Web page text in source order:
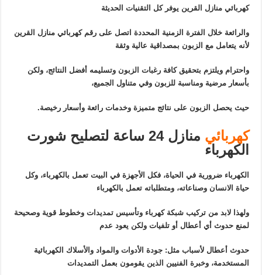
كهربائي منازل القرين يوفر كل التقنيات الحديثة
والرائعة خلال الفترة الزمنية المحددة اتصل على رقم كهربائي منازل القرين
لأنه يتعامل مع الزبون بمصداقية عالية وثقة
واحترام ويلتزم بتحقيق كافة رغبات الزبون وتسليمه أفضل النتائج، ولكن
بأسعار مرضية ومناسبة للزبون وفي متناول الجميع،
حيث يحصل الزبون على نتائج متميزة وخدمات رائعة وأسعار رخيصة.
كهربائي
منازل 24 ساعة لتصليح شورت
الكهرباء
الكهرباء ضرورية في الحياة، فكل الأجهزة في البيت تعمل بالكهرباء، وكل
حياة الانسان وصناعاته، ومتطلباته تعمل بالكهرباء
ولهذا لابد من تركيب شبكة كهرباء وتأسيس تمديدات وخطوط قوية وصحيحة
لمنع حدوث أي أعطال أو تلفيات ولكن يعود عدم
حدوث أعطال لأسباب مثل: جودة الأدوات والمواد والأسلاك الكهربائية
المستخدمة، وخبرة الفنيين الذين يقومون بعمل التمديدات